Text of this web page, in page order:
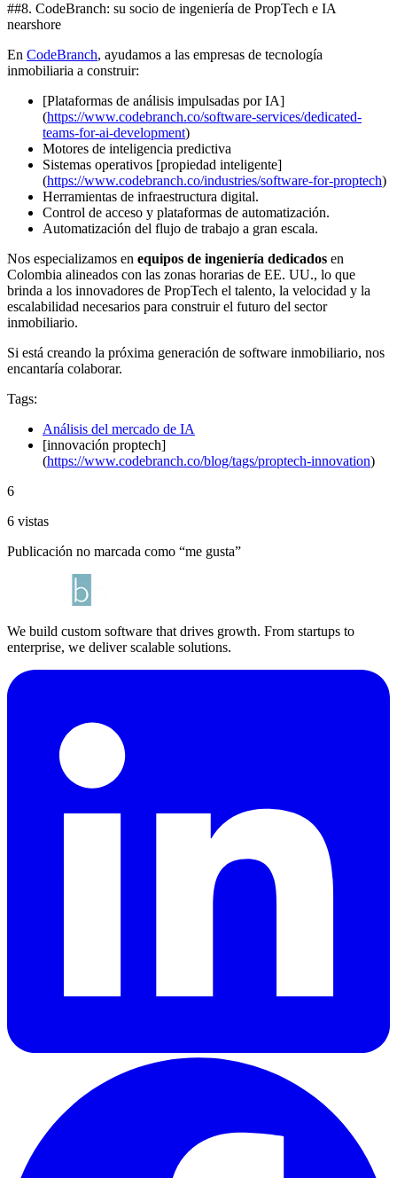
##8. CodeBranch: su socio de ingeniería de PropTech e IA
nearshore
En CodeBranch, ayudamos a las empresas de tecnología
inmobiliaria a construir:
[Plataformas de análisis impulsadas por IA]
(https://www.codebranch.co/software-services/dedicated-
teams-for-ai-development)
Motores de inteligencia predictiva
Sistemas operativos [propiedad inteligente]
(https://www.codebranch.co/industries/software-for-proptech)
Herramientas de infraestructura digital.
Control de acceso y plataformas de automatización.
Automatización del flujo de trabajo a gran escala.
Nos especializamos en equipos de ingeniería dedicados en
Colombia alineados con las zonas horarias de EE. UU., lo que
brinda a los innovadores de PropTech el talento, la velocidad y la
escalabilidad necesarios para construir el futuro del sector
inmobiliario.
Si está creando la próxima generación de software inmobiliario, nos
encantaría colaborar.
Tags:
Análisis del mercado de IA
[innovación proptech]
(https://www.codebranch.co/blog/tags/proptech-innovation)
6
6 vistas
Publicación no marcada como “me gusta”
We build custom software that drives growth. From startups to
enterprise, we deliver scalable solutions.